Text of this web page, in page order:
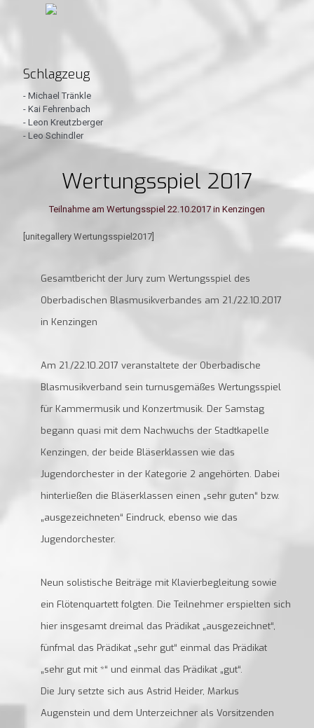
Schlagzeug
- Michael Tränkle
- Kai Fehrenbach
- Leon Kreutzberger
- Leo Schindler
Wertungsspiel 2017
Teilnahme am Wertungsspiel 22.10.2017 in Kenzingen
[unitegallery Wertungsspiel2017]
Gesamtbericht der Jury zum Wertungsspiel des
Oberbadischen Blasmusikverbandes am 21./22.10.2017
in Kenzingen
Am 21./22.10.2017 veranstaltete der Oberbadische
Blasmusikverband sein turnusgemäßes Wertungsspiel
für Kammermusik und Konzertmusik. Der Samstag
begann quasi mit dem Nachwuchs der Stadtkapelle
Kenzingen, der beide Bläserklassen wie das
Jugendorchester in der Kategorie 2 angehörten. Dabei
hinterließen die Bläserklassen einen „sehr guten“ bzw.
„ausgezeichneten“ Eindruck, ebenso wie das
Jugendorchester.
Neun solistische Beiträge mit Klavierbegleitung sowie
ein Flötenquartett folgten. Die Teilnehmer erspielten sich
hier insgesamt dreimal das Prädikat „ausgezeichnet“,
fünfmal das Prädikat „sehr gut“ einmal das Prädikat
„sehr gut mit *“ und einmal das Prädikat „gut“.
Die Jury setzte sich aus Astrid Heider, Markus
Augenstein und dem Unterzeichner als Vorsitzenden